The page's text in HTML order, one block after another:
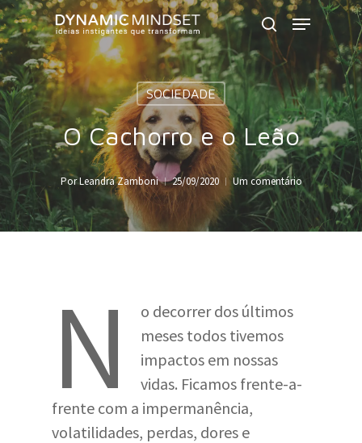
Skip
to
main
content
search
Menu
SOCIEDADE
O Cachorro e o Leão
Por Leandra Zamboni 25/09/2020 Um comentário
N
o decorrer dos últimos
meses todos tivemos
impactos em nossas
vidas. Ficamos frente-a-
frente com a impermanência,
volatilidades, perdas, dores e
Close
Menu